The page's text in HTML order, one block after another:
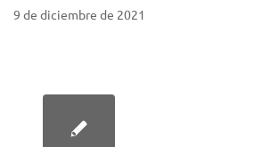
9 de diciembre de 2021